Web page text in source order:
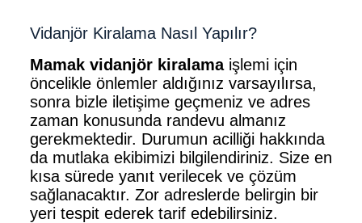
Vidanjör Kiralama Nasıl Yapılır?
Mamak vidanjör kiralama işlemi için
öncelikle önlemler aldığınız varsayılırsa,
sonra bizle iletişime geçmeniz ve adres
zaman konusunda randevu almanız
gerekmektedir. Durumun acilliği hakkında
da mutlaka ekibimizi bilgilendiriniz. Size en
kısa sürede yanıt verilecek ve çözüm
sağlanacaktır. Zor adreslerde belirgin bir
yeri tespit ederek tarif edebilirsiniz.